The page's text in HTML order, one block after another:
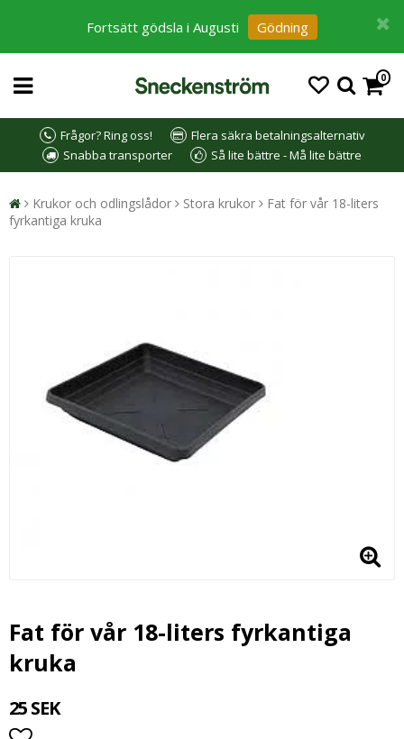
Fortsätt gödsla i Augusti Gödning
0
Frågor? Ring oss!
Flera säkra betalningsalternativ
Snabba transporter
Så lite bättre - Må lite bättre
Krukor och odlingslådor Stora krukor
Fat för vår 18-liters
fyrkantiga kruka
Fat för vår 18-liters fyrkantiga
kruka
25 SEK